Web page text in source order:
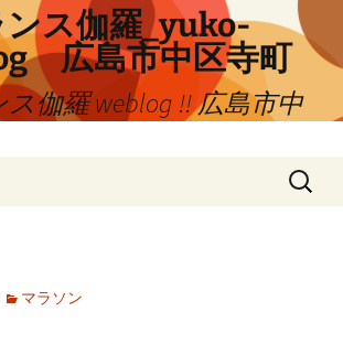
ンス伽羅_yuko-
広島市中区寺町
伽羅 weblog !! 広島市中
検
索:
マラソン